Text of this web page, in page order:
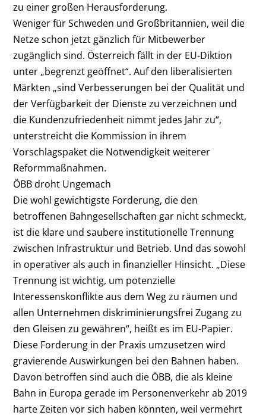
zu einer großen Herausforderung.
Weniger für Schweden und Großbritannien, weil die
Netze schon jetzt gänzlich für Mitbewerber
zugänglich sind. Österreich fällt in der EU-Diktion
unter „begrenzt geöffnet“. Auf den liberalisierten
Märkten „sind Verbesserungen bei der Qualität und
der Verfügbarkeit der Dienste zu verzeichnen und
die Kundenzufriedenheit nimmt jedes Jahr zu“,
unterstreicht die Kommission in ihrem
Vorschlagspaket die Notwendigkeit weiterer
Reformmaßnahmen.
ÖBB droht Ungemach
Die wohl gewichtigste Forderung, die den
betroffenen Bahngesellschaften gar nicht schmeckt,
ist die klare und saubere institutionelle Trennung
zwischen Infrastruktur und Betrieb. Und das sowohl
in operativer als auch in finanzieller Hinsicht. „Diese
Trennung ist wichtig, um potenzielle
Interessenskonflikte aus dem Weg zu räumen und
allen Unternehmen diskriminierungsfrei Zugang zu
den Gleisen zu gewähren“, heißt es im EU-Papier.
Diese Forderung in der Praxis umzusetzen wird
gravierende Auswirkungen bei den Bahnen haben.
Davon betroffen sind auch die ÖBB, die als kleine
Bahn in Europa gerade im Personenverkehr ab 2019
harte Zeiten vor sich haben könnten, weil vermehrt